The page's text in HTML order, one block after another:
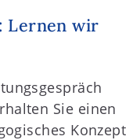
Lernen wir
Sie einen
Konzept